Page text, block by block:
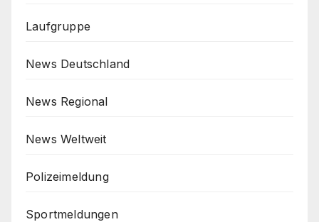
Laufgruppe
News Deutschland
News Regional
News Weltweit
Polizeimeldung
Sportmeldungen